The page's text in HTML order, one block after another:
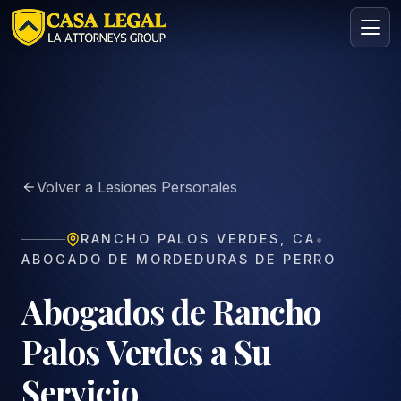
Abogado de Rancho Palos Verdes | Consulta Gratis 24/7
Contacto Consulta
Solicita tu consulta gratuita
compromiso.
Volver a Lesiones Personales
RANCHO PALOS VERDES , CA •
ABOGADO DE MORDEDURAS DE PERRO
Abogados de Rancho
Palos Verdes a Su
Servicio